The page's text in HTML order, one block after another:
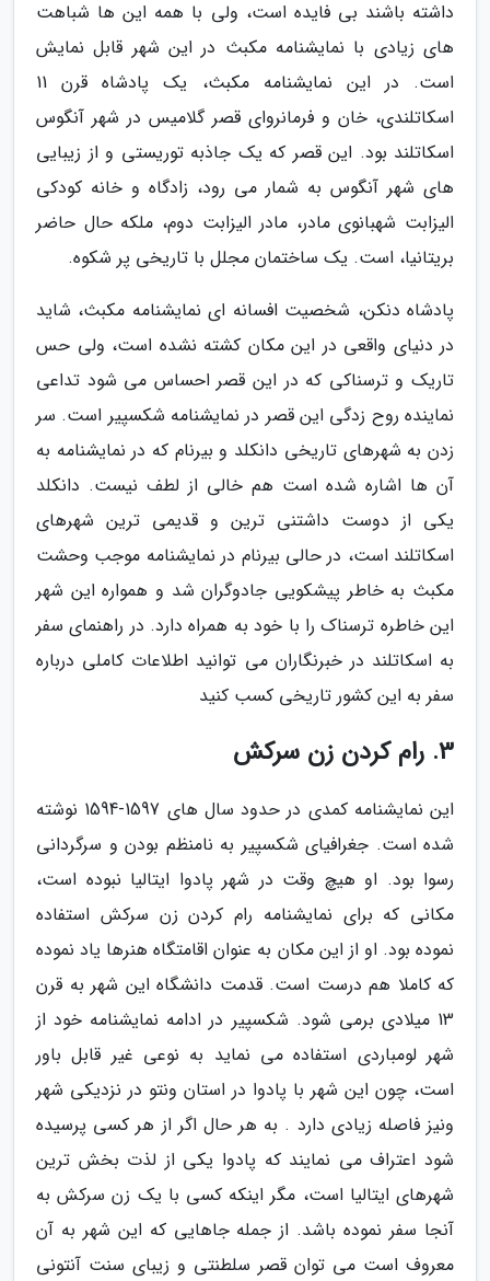
داشته باشند بی فایده است، ولی با همه این ها شباهت
های زیادی با نمایشنامه مکبث در این شهر قابل نمایش
است. در این نمایشنامه مکبث، یک پادشاه قرن 11
اسکاتلندی، خان و فرمانروای قصر گلامیس در شهر آنگوس
اسکاتلند بود. این قصر که یک جاذبه توریستی و از زیبایی
های شهر آنگوس به شمار می رود، زادگاه و خانه کودکی
الیزابت شهبانوی مادر، مادر الیزابت دوم، ملکه حال حاضر
بریتانیا، است. یک ساختمان مجلل با تاریخی پر شکوه.
پادشاه دنکن، شخصیت افسانه ای نمایشنامه مکبث، شاید
در دنیای واقعی در این مکان کشته نشده است، ولی حس
تاریک و ترسناکی که در این قصر احساس می شود تداعی
نماینده روح زدگی این قصر در نمایشنامه شکسپیر است. سر
زدن به شهرهای تاریخی دانکلد و بیرنام که در نمایشنامه به
آن ها اشاره شده است هم خالی از لطف نیست. دانکلد
یکی از دوست داشتنی ترین و قدیمی ترین شهرهای
اسکاتلند است، در حالی بیرنام در نمایشنامه موجب وحشت
مکبث به خاطر پیشکویی جادوگران شد و همواره این شهر
این خاطره ترسناک را با خود به همراه دارد. در راهنمای سفر
به اسکاتلند در خبرنگاران می توانید اطلاعات کاملی درباره
سفر به این کشور تاریخی کسب کنید
3. رام کردن زن سرکش
این نمایشنامه کمدی در حدود سال های 1597-1594 نوشته
شده است. جغرافیای شکسپیر به نامنظم بودن و سرگردانی
رسوا بود. او هیچ وقت در شهر پادوا ایتالیا نبوده است،
مکانی که برای نمایشنامه رام کردن زن سرکش استفاده
نموده بود. او از این مکان به عنوان اقامتگاه هنرها یاد نموده
که کاملا هم درست است. قدمت دانشگاه این شهر به قرن
13 میلادی برمی شود. شکسپیر در ادامه نمایشنامه خود از
شهر لومباردی استفاده می نماید به نوعی غیر قابل باور
است، چون این شهر با پادوا در استان ونتو در نزدیکی شهر
ونیز فاصله زیادی دارد . به هر حال اگر از هر کسی پرسیده
شود اعتراف می نمایند که پادوا یکی از لذت بخش ترین
شهرهای ایتالیا است، مگر اینکه کسی با یک زن سرکش به
آنجا سفر نموده باشد. از جمله جاهایی که این شهر به آن
معروف است می توان قصر سلطنتی و زیبای سنت آنتونی